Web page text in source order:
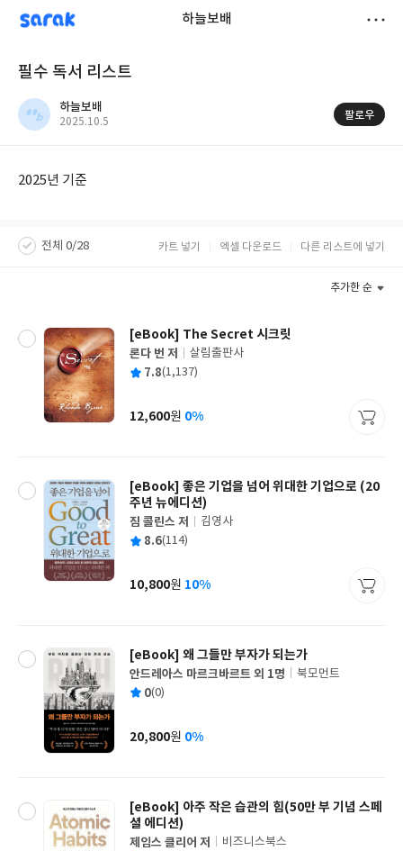
sarak 하늘보배
필수 독서 리스트
하늘보배
작
2025.10.5
팔로우
2025년 기준
전체 0/28 카트 넣기 엑셀 다운로드 다른 리스트에 넣기
추가한 순
[eBook] The Secret 시크릿
글
쓴
론다 번 저
출
사
살림출판사
평 7.8(1,137)
가
12,600원 0%
[eBook] 좋은 기업을 넘어 위대한 기업으로 (20
주년 뉴에디션)
글
쓴
짐 콜린스 저
출
사
김영사
평 8.6(114)
가
10,800원 10%
[eBook] 왜 그들만 부자가 되는가
글
쓴
안드레아스 마르크바르트 외 1명
출
사
북모먼트
평 0(0)
가
20,800원 0%
[eBook] 아주 작은 습관의 힘(50만 부 기념 스페
셜 에디션)
제임스 클리어 저
비즈니스북스